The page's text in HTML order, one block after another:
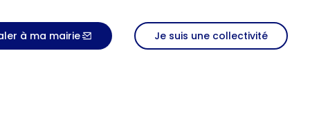
à ma mairie Je suis une collectivité